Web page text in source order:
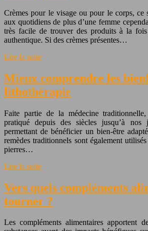
Crèmes pour le visage ou pour le corps, ce
aux quotidiens de plus d’une femme
très facile de trouver des produits à la
authentique. Si des crèmes présentes…
Lire la suite
Mieux comprendre les
lithothérapie
Faite partie de la médecine
pratiqué depuis des siècles jusqu’à
permettant de bénéficier un bien-être
remèdes traditionnels sont également
pierres…
Lire la suite
Vers quels compléments
tourner ?
Les compléments alimentaires apportent